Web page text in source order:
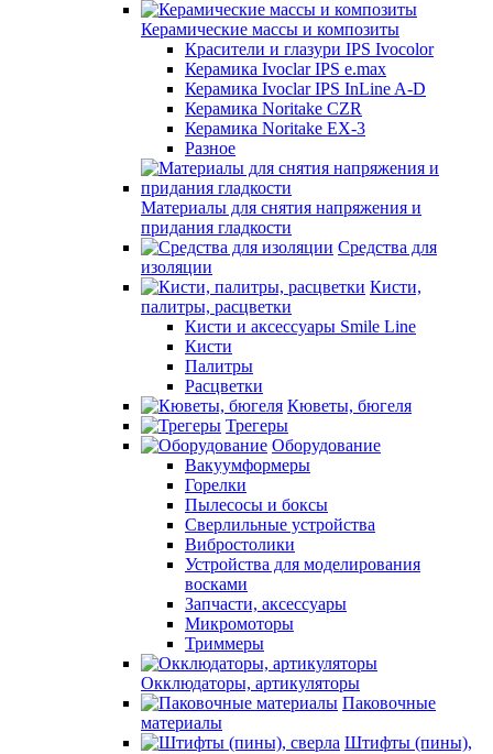
Керамические массы и композиты
Красители и глазури IPS Ivocolor
Керамика Ivoclar IPS e.max
Керамика Ivoclar IPS InLine A-D
Керамика Noritake CZR
Керамика Noritake EX-3
Разное
Материалы для снятия напряжения и
придания гладкости
Средства для
изоляции
Кисти,
палитры, расцветки
Кисти и аксессуары Smile Line
Кисти
Палитры
Расцветки
Кюветы, бюгеля
Трегеры
Оборудование
Вакуумформеры
Горелки
Пылесосы и боксы
Сверлильные устройства
Вибростолики
Устройства для моделирования
восками
Запчасти, аксессуары
Микромоторы
Триммеры
Окклюдаторы, артикуляторы
Паковочные
материалы
Штифты (пины),